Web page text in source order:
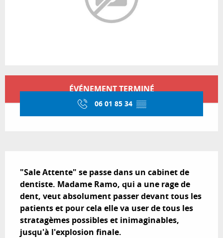
Ouverture et coordonnées
ÉVÉNEMENT TERMINÉ
06 01 85 34 ▒▒
"Sale Attente" se passe dans un cabinet de
dentiste. Madame Ramo, qui a une rage de
dent, veut absolument passer devant tous les
patients et pour cela elle va user de tous les
stratagèmes possibles et inimaginables,
jusqu'à l'explosion finale.